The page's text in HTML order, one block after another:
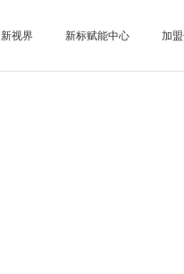
新视界 新标赋能中心 加